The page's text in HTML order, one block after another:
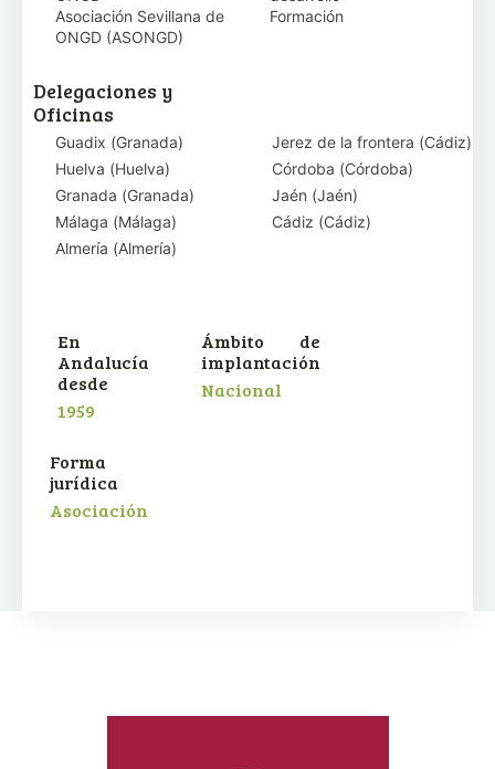
Asociación Sevillana de
ONGD (ASONGD)
Formación
Delegaciones y
Oficinas
Guadix (Granada) Jerez de la frontera (Cádiz)
Huelva (Huelva) Córdoba (Córdoba)
Granada (Granada) Jaén (Jaén)
Málaga (Málaga) Cádiz (Cádiz)
Almería (Almería)
En
Andalucía
desde
1959
Ámbito de
implantación
Nacional
Forma
jurídica
Asociación